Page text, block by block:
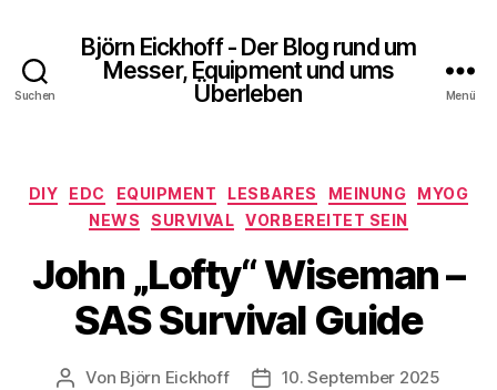
Suchen
Björn Eickhoff - Der Blog rund um
Messer, Equipment und ums
Überleben
Menü
Kategorien
DIY EDC EQUIPMENT LESBARES MEINUNG
MYOG
NEWS
SURVIVAL VORBEREITET SEIN
John „Lofty“ Wiseman –
SAS Survival Guide
Beitragsautor
Von Björn Eickhoff Veröffentlichungsdatum
10. September 2025